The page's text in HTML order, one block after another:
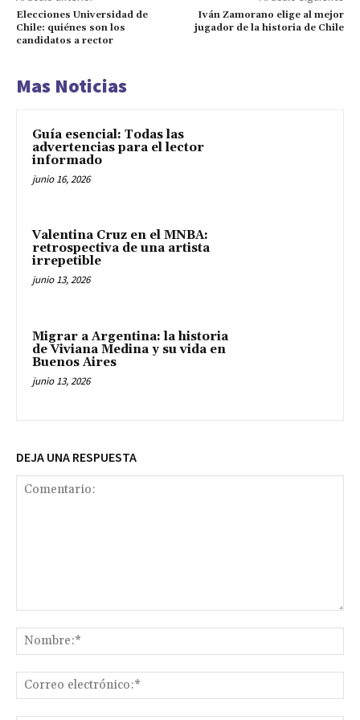
Elecciones Universidad de
Chile: quiénes son los
candidatos a rector
Iván Zamorano elige al mejor
jugador de la historia de Chile
Mas Noticias
Guía esencial: Todas las
advertencias para el lector
informado
junio 16, 2026
Valentina Cruz en el MNBA:
retrospectiva de una artista
irrepetible
junio 13, 2026
Migrar a Argentina: la historia
de Viviana Medina y su vida en
Buenos Aires
junio 13, 2026
DEJA UNA RESPUESTA